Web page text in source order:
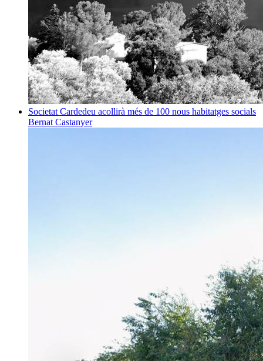
Societat Cardedeu acollirà més de 100 nous habitatges socials
Bernat Castanyer